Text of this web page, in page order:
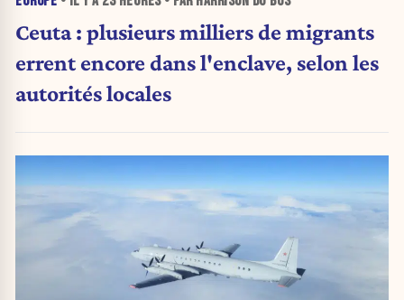
Ceuta : plusieurs milliers de migrants
errent encore dans l'enclave, selon les
autorités locales